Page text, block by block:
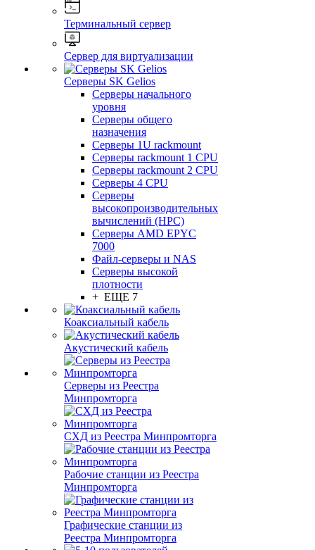
Терминальный сервер
Сервер для виртуализации
Серверы SK Gelios
Серверы начального
уровня
Серверы общего
назначения
Серверы 1U rackmount
Серверы rackmount 1 CPU
Серверы rackmount 2 CPU
Серверы 4 CPU
Серверы
высокопроизводительных
вычислений (HPC)
Серверы AMD EPYC
7000
Файл-серверы и NAS
Серверы высокой
плотности
+ ЕЩЕ 7
Коаксиальный кабель
Акустический кабель
Серверы из Реестра
Минпромторга
СХД из Реестра Минпромторга
Рабочие станции из Реестра
Минпромторга
Графические станции из
Реестра Минпромторга